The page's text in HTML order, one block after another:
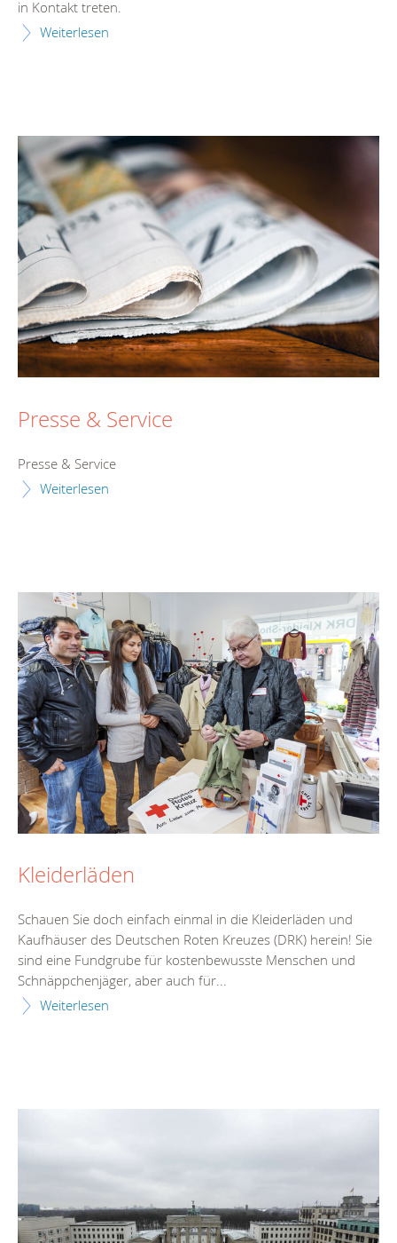
in Kontakt treten.
Weiterlesen
Presse & Service
Presse & Service
Weiterlesen
Kleiderläden
Schauen Sie doch einfach einmal in die Kleiderläden und
Kaufhäuser des Deutschen Roten Kreuzes (DRK) herein! Sie
sind eine Fundgrube für kostenbewusste Menschen und
Schnäppchenjäger, aber auch für...
Weiterlesen